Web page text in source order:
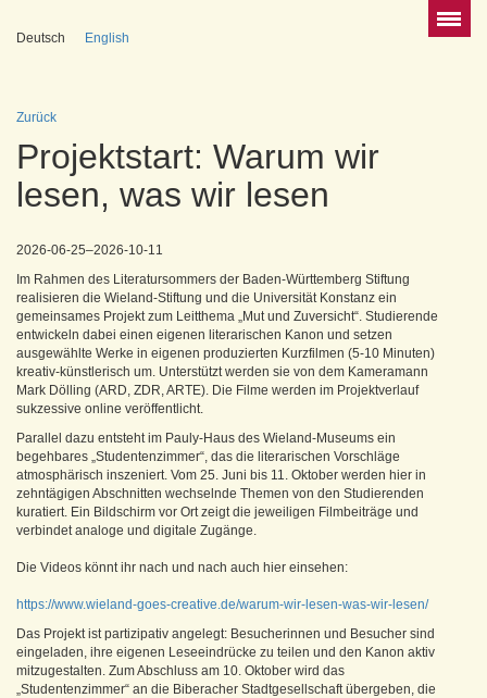
Deutsch English
Zurück
Projektstart: Warum wir
lesen, was wir lesen
2026-06-25–2026-10-11
Im Rahmen des Literatursommers der Baden-Württemberg Stiftung
realisieren die Wieland-Stiftung und die Universität Konstanz ein
gemeinsames Projekt zum Leitthema „Mut und Zuversicht“. Studierende
entwickeln dabei einen eigenen literarischen Kanon und setzen
ausgewählte Werke in eigenen produzierten Kurzfilmen (5-10 Minuten)
kreativ-künstlerisch um. Unterstützt werden sie von dem Kameramann
Mark Dölling (ARD, ZDR, ARTE). Die Filme werden im Projektverlauf
sukzessive online veröffentlicht.
Parallel dazu entsteht im Pauly-Haus des Wieland-Museums ein
begehbares „Studentenzimmer“, das die literarischen Vorschläge
atmosphärisch inszeniert. Vom 25. Juni bis 11. Oktober werden hier in
zehntägigen Abschnitten wechselnde Themen von den Studierenden
kuratiert. Ein Bildschirm vor Ort zeigt die jeweiligen Filmbeiträge und
verbindet analoge und digitale Zugänge.
Die Videos könnt ihr nach und nach auch hier einsehen:
https://www.wieland-goes-creative.de/warum-wir-lesen-was-wir-lesen/
Das Projekt ist partizipativ angelegt: Besucherinnen und Besucher sind
eingeladen, ihre eigenen Leseeindrücke zu teilen und den Kanon aktiv
mitzugestalten. Zum Abschluss am 10. Oktober wird das
„Studentenzimmer“ an die Biberacher Stadtgesellschaft übergeben, die